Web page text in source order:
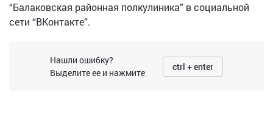
“Балаковская районная полкулиника” в социальной
сети “ВКонтакте”.
Нашли ошибку?
Выделите ее и нажмите
ctrl + enter